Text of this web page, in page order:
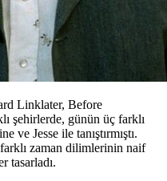
Linklater, Before
şehirlerde, günün üç farklı
ve Jesse ile tanıştırmıştı.
zaman dilimlerinin naif
tasarladı.